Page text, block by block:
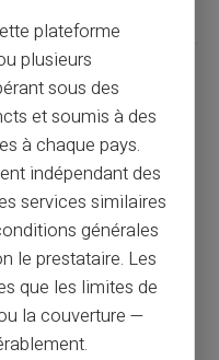
arrêtée de
faire ?
plateforme
plusieurs
sous des
et soumis à des
à chaque pays.
indépendant des
services similaires
générales
le prestataire. Les
que les limites de
la couverture —